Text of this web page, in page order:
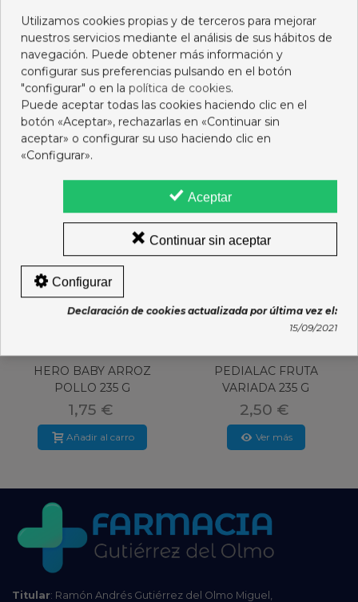
Opiniones
16 OTROS PRODUCTOS DE LA MISMA CATEGORÍA:
HERO BABY ARROZ
POLLO 235 G
1,75 €
Añadir al carro
PEDIALAC FRUTA
VARIADA 235 G
2,50 €
Ver más
Titular: Ramón Andrés Gutiérrez del Olmo Miguel,
Utilizamos cookies propias y de terceros para mejorar
nuestros servicios mediante el análisis de sus hábitos de
navegación. Puede obtener más información y
configurar sus preferencias pulsando en el botón
"configurar" o en la política de cookies.
Puede aceptar todas las cookies haciendo clic en el
botón «Aceptar», rechazarlas en «Continuar sin
aceptar» o configurar su uso haciendo clic en
«Configurar».
Aceptar
Continuar sin aceptar
Configurar
Declaración de cookies actualizada por última vez el:
15/09/2021